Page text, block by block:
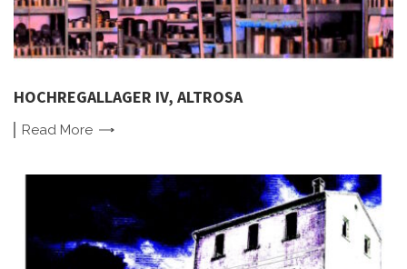
HOCHREGALLAGER IV, ALTROSA
Read More